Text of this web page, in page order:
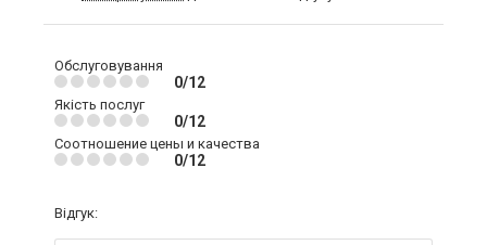
Обслуговування
0/12
Якість послуг
0/12
Соотношение цены и качества
0/12
Відгук: